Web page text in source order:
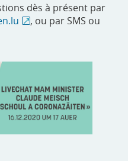
dès à présent par
, ou par SMS ou